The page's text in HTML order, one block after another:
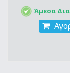
Άμεσα